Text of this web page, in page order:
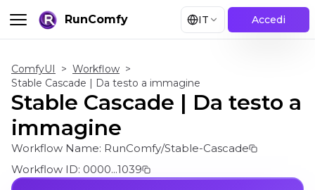
RunComfy IT Accedi
ComfyUI > Workflow >
Stable Cascade | Da testo a immagine
Stable Cascade | Da testo a
immagine
Workflow Name: RunComfy/Stable-Cascade
Workflow ID: 0000...1039